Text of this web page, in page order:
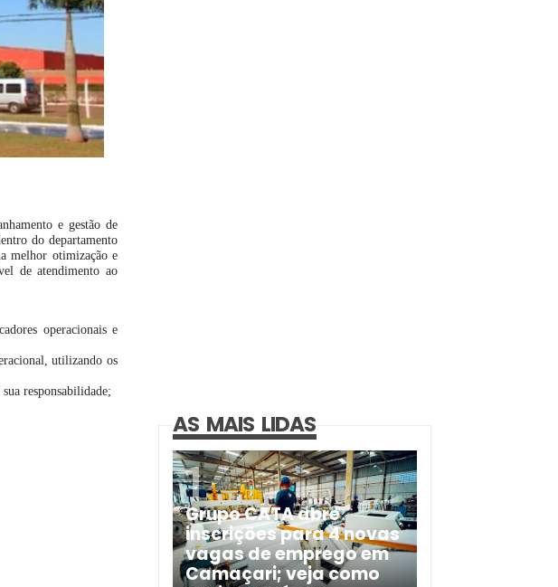
e gestão de
do departamento
melhor otimização e
de atendimento ao
operacionais e
utilizando os
responsabilidade;
AS MAIS LIDAS
Grupo CATA abre
inscrições para 4 novas
vagas de emprego em
Camaçari; veja como